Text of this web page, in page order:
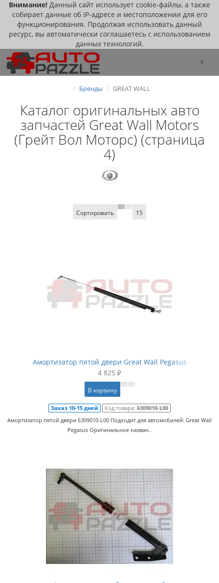
Внимание! Данный сайт использует cookie-файлы, а также
собирает данные об IP-адресе и местоположении для его
функционирования. Продолжая использовать данный
ресурс, вы автоматически соглашаетесь с использованием
данных технологий.
0
Бренды GREAT WALL
Каталог оригинальных авто
запчастей Great Wall Motors
(Грейт Вол Моторс) (страница
4)
Сортировать 15
Амортизатор пятой двери Great Wall Pegasus
4 825 ₽
В корзину
Заказ 10-15 дней Код товара: 6309010-L00
Амортизатор пятой двери 6309010-L00 Подходит для автомобилей: Great Wall
Pegasus Оригинальное назван..